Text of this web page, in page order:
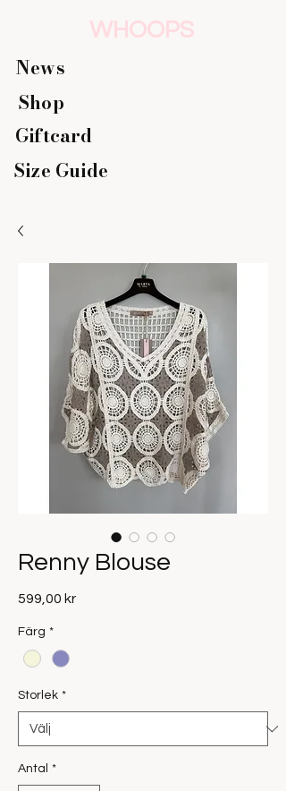
WHOOPS
News
Giftcard
Size Guide
Shop
Renny Blouse
599,00 krPris
Färg *
Storlek *
Antal *